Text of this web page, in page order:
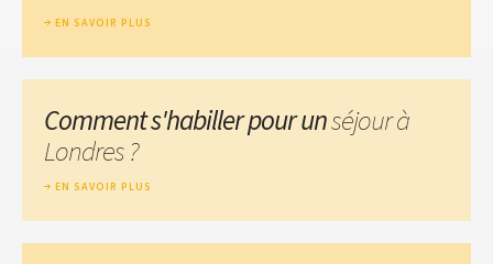
EN SAVOIR PLUS
Comment s'habiller pour unséjour à
Londres ?
EN SAVOIR PLUS